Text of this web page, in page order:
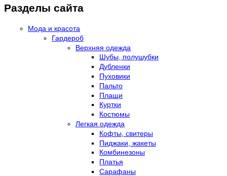
Разделы сайта
Мода и красота
Гардероб
Верхняя одежда
Шубы, полушубки
Дубленки
Пуховики
Пальто
Плащи
Куртки
Костюмы
Легкая одежда
Кофты, свитеры
Пиджаки, жакеты
Комбинезоны
Платья
Сарафаны